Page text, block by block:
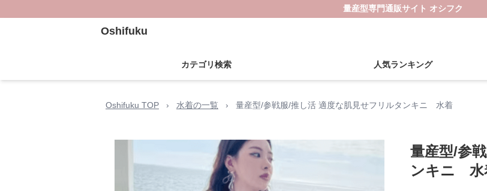
量産型専門通販サイト オシフク
Oshifuku
カテゴリ検索 人気ランキング
Oshifuku TOP › 水着の一覧 › 量産型/参戦服/推し活 適度な肌見せフリルタンキニ 水着
量産型/参
ンキニ 水